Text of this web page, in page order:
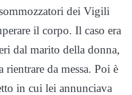
dei Vigili
il corpo. Il caso era
dal marito della donna,
da messa. Poi è
in cui lei annunciava